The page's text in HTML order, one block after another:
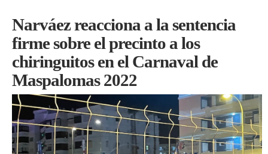
Narváez reacciona a la sentencia
firme sobre el precinto a los
chiringuitos en el Carnaval de
Maspalomas 2022